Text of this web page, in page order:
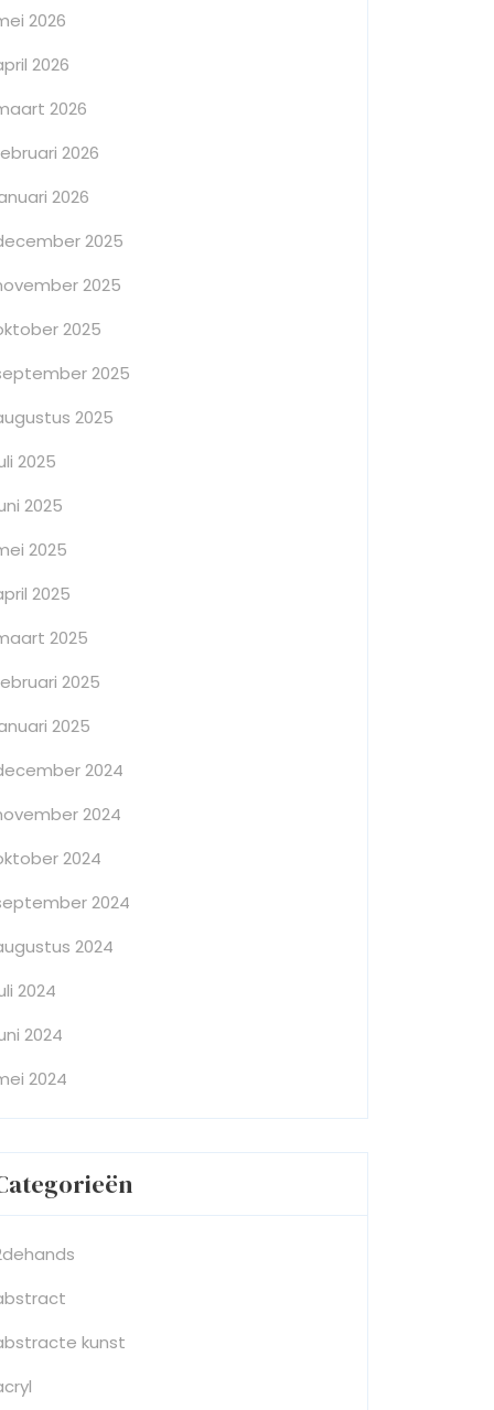
2026
2026
2026
2026
2026
2025
2025
2025
2025
2025
2025
2025
2025
2025
2025
2025
2025
2024
2024
2024
2024
2024
2024
2024
2024
kunst